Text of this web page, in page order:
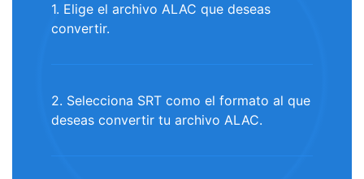
1. Elige el archivo ALAC que deseas
convertir.
2. Selecciona SRT como el formato al que
deseas convertir tu archivo ALAC.